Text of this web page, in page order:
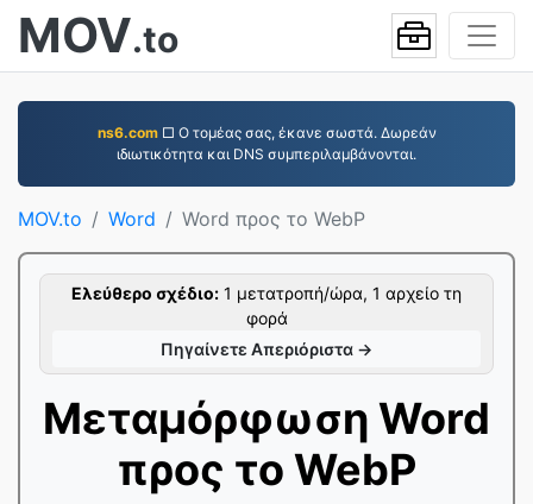
MOV.to
ns6.com□ Ο τομέας σας, έκανε σωστά. Δωρεάν
ιδιωτικότητα και DNS συμπεριλαμβάνονται.
MOV.to Word Word προς το WebP
Ελεύθερο σχέδιο: 1 μετατροπή/ώρα, 1 αρχείο τη
φορά
Πηγαίνετε Απεριόριστα →
Μεταμόρφωση Word
προς το WebP